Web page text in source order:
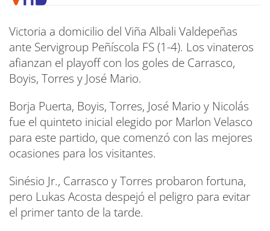
Victoria a domicilio del Viña Albali Valdepeñas
ante Servigroup Peñíscola FS (1-4). Los vinateros
afianzan el playoff con los goles de Carrasco,
Boyis, Torres y José Mario.
Borja Puerta, Boyis, Torres, José Mario y Nicolás
fue el quinteto inicial elegido por Marlon Velasco
para este partido, que comenzó con las mejores
ocasiones para los visitantes.
Sinésio Jr., Carrasco y Torres probaron fortuna,
pero Lukas Acosta despejó el peligro para evitar
el primer tanto de la tarde.